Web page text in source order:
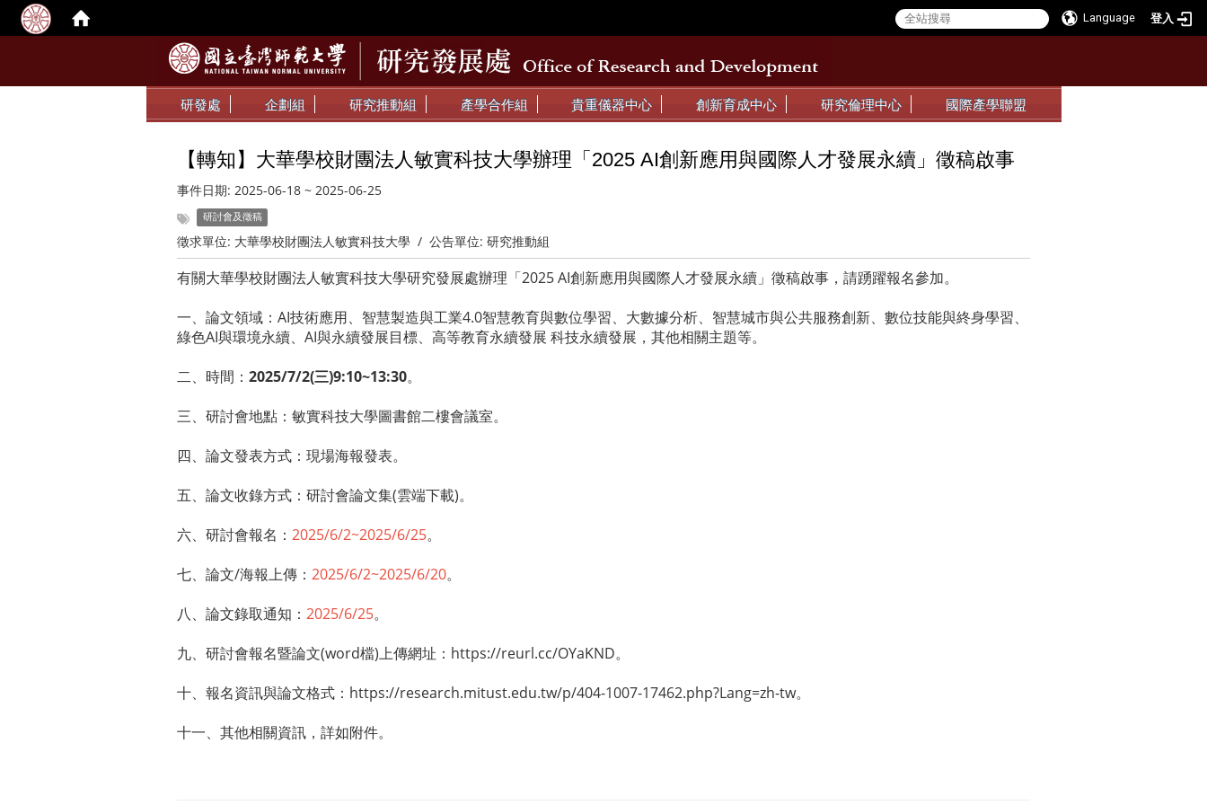
Language 登入
:::
:::
研發處 企劃組 研究推動組 產學合作組 貴重儀器中心 創新育成中心 研究倫理中心 國際產學聯盟
【轉知】大華學校財團法人敏實科技大學辦理「2025 AI創新應用與國際人才發展永續」徵稿啟事
事件日期: 2025-06-18 ~ 2025-06-25
研討會及徵稿
徵求單位: 大華學校財團法人敏實科技大學 / 公告單位: 研究推動組
有關大華學校財團法人敏實科技大學研究發展處辦理「2025 AI創新應用與國際人才發展永續」徵稿啟事，請踴躍報名參加。
一、論文領域：AI技術應用、智慧製造與工業4.0智慧教育與數位學習、大數據分析、智慧城市與公共服務創新、數位技能與終身學習、
綠色AI與環境永續、AI與永續發展目標、高等教育永續發展 科技永續發展，其他相關主題等。
二、時間： 2025/7/2(三)9:10~13:30。
三、研討會地點：敏實科技大學圖書館二樓會議室。
四、論文發表方式：現場海報發表。
五、論文收錄方式：研討會論文集(雲端下載)。
六、研討會報名： 2025/6/2~2025/6/25。
七、論文/海報上傳： 2025/6/2~2025/6/20。
八、論文錄取通知： 2025/6/25。
九、研討會報名暨論文(word檔)上傳網址： https://reurl.cc/OYaKND。
十、報名資訊與論文格式： https://research.mitust.edu.tw/p/404-1007-17462.php?Lang=zh-tw。
十一、其他相關資訊，詳如附件。